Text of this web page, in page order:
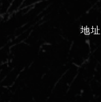
地